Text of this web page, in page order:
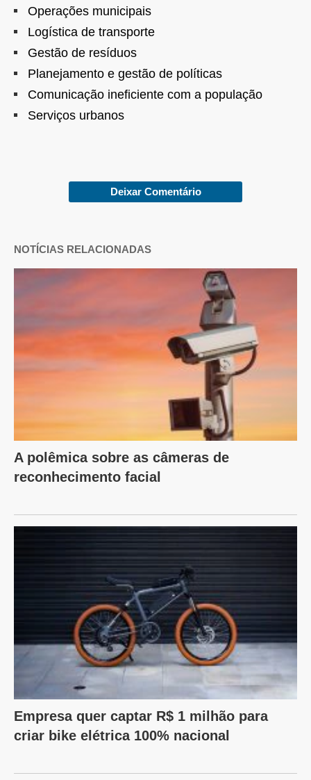
Operações municipais
Logística de transporte
Gestão de resíduos
Planejamento e gestão de políticas
Comunicação ineficiente com a população
Serviços urbanos
Deixar Comentário
NOTÍCIAS RELACIONADAS
A polêmica sobre as câmeras de
reconhecimento facial
Empresa quer captar R$ 1 milhão para
criar bike elétrica 100% nacional